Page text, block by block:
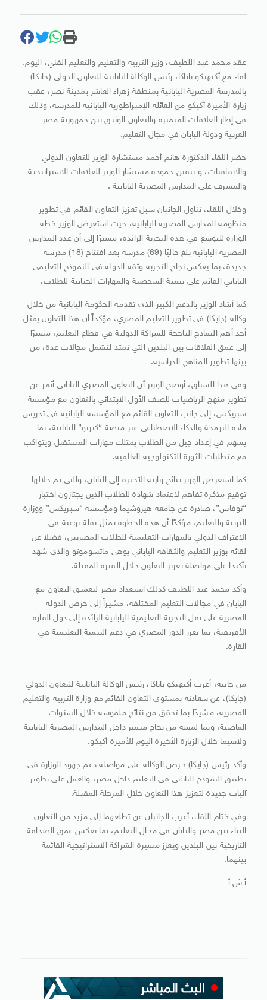
عقد محمد عبد اللطيف، وزير التربية والتعليم والتعليم الفني، اليوم،
لقاء مع أكيهيكو تاناكا، رئيس الوكالة اليابانية للتعاون الدولي (جايكا)
بالمدرسة المصرية اليابانية بمنطقة زهراء العاشر بمدينة نصر، عقب
زيارة الأميرة أكيكو من العائلة الإمبراطورية اليابانية للمدرسة، وذلك
في إطار العلاقات المتميزة والتعاون الوثيق بين جمهورية مصر
العربية ودولة اليابان في مجال التعليم.
حضر اللقاء الدكتورة هانم أحمد مستشارة الوزير للتعاون الدولي
والاتفاقيات، و نيفين حمودة مستشار الوزير للعلاقات الاستراتيجية
والمشرف على المدارس المصرية اليابانية .
وخلال اللقاء، تناول الجانبان سبل تعزيز التعاون القائم في تطوير
منظومة المدارس المصرية اليابانية، حيث استعرض الوزير خطة
الوزارة للتوسع في هذه التجربة الرائدة، مشيرًا إلى أن عدد المدارس
المصرية اليابانية بلغ حاليًا (69) مدرسة بعد افتتاح (18) مدرسة
جديدة، بما يعكس نجاح التجربة وثقة الدولة في النموذج التعليمي
الياباني القائم على تنمية الشخصية والمهارات الحياتية للطلاب.
كما أشاد الوزير بالدعم الكبير الذي تقدمه الحكومة اليابانية من خلال
وكالة (جايكا) في تطوير التعليم المصري، مؤكداً أن هذا التعاون يمثل
أحد أهم النماذج الناجحة للشراكة الدولية في قطاع التعليم، مشيرًا
إلى عمق العلاقات بين البلدين التي تمتد لتشمل مجالات عدة، من
بينها تطوير المناهج الدراسية.
وفي هذا السياق، أوضح الوزير أن التعاون المصري الياباني أثمر عن
تطوير منهج الرياضيات للصف الأول الابتدائي بالتعاون مع مؤسسة
سبريكس، إلى جانب التعاون القائم مع المؤسسة اليابانية في تدريس
مادة البرمجة والذكاء الاصطناعي عبر منصة “كيريو” اليابانية، بما
يسهم في إعداد جيل من الطلاب يمتلك مهارات المستقبل ويتواكب
مع متطلبات الثورة التكنولوجية العالمية.
كما استعرض الوزير نتائج زيارته الأخيرة إلى اليابان، والتي تم خلالها
توقيع مذكرة تفاهم لاعتماد شهادة للطلاب الذين يجتازون اختبار
“توفاس”، صادرة عن جامعة هيروشيما ومؤسسة “سبريكس” ووزارة
التربية والتعليم، مؤكدًا أن هذه الخطوة تمثل نقلة نوعية في
الاعتراف الدولي بالمهارات التعليمية للطلاب المصريين، فضلا عن
لقائه بوزير التعليم والثقافة الياباني يوهى ماتسوموتو والذي شهد
تأكيدا على مواصلة تعزيز التعاون خلال الفترة المقبلة.
وأكد محمد عبد اللطيف كذلك استعداد مصر لتعميق التعاون مع
اليابان في مجالات التعليم المختلفة، مشيراً إلى حرص الدولة
المصرية على نقل التجربة التعليمية اليابانية الرائدة إلى دول القارة
الأفريقية، بما يعزز الدور المصري في دعم التنمية التعليمية في
القارة.
من جانبه، أعرب أكيهيكو تاناكا، رئيس الوكالة اليابانية للتعاون الدولي
(جايكا)، عن سعادته بمستوى التعاون القائم مع وزارة التربية والتعليم
المصرية، مشيدًا بما تحقق من نتائج ملموسة خلال السنوات
الماضية، وبما لمسه من نجاح متميز داخل المدارس المصرية اليابانية
ولاسيما خلال الزيارة الأخيرة اليوم للأميرة أكيكو.
وأكد رئيس (جايكا) حرص الوكالة على مواصلة دعم جهود الوزارة في
تطبيق النموذج الياباني في التعليم داخل مصر، والعمل على تطوير
آليات جديدة لتعزيز هذا التعاون خلال المرحلة المقبلة.
وفي ختام اللقاء، أعرب الجانبان عن تطلعهما إلى مزيد من التعاون
البناء بين مصر واليابان في مجال التعليم، بما يعكس عمق الصداقة
التاريخية بين البلدين ويعزز مسيرة الشراكة الاستراتيجية القائمة
بينهما.
أ ش أ